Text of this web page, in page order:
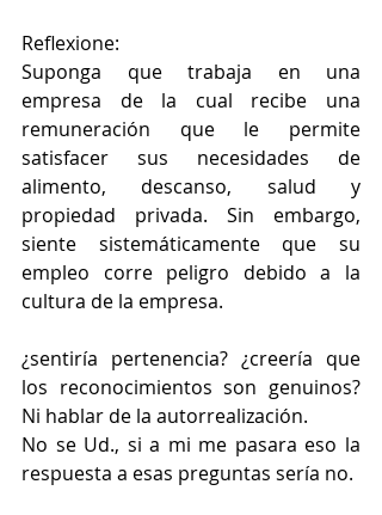
Reflexione:
Suponga que trabaja en una
empresa de la cual recibe una
remuneración que le permite
satisfacer sus necesidades de
alimento, descanso, salud y
propiedad privada. Sin embargo,
siente sistemáticamente que su
empleo corre peligro debido a la
cultura de la empresa.
¿sentiría pertenencia? ¿creería que
los reconocimientos son genuinos?
Ni hablar de la autorrealización.
No se Ud., si a mi me pasara eso la
respuesta a esas preguntas sería no.